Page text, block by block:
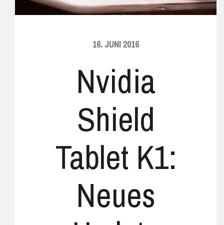
16. JUNI 2016
Nvidia
Shield
Tablet K1:
Neues